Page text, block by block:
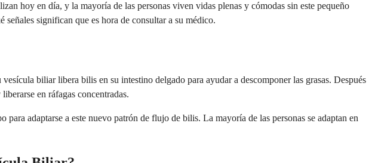
hoy en día, y la mayoría de las personas viven vidas plenas y cómodas sin este pequeño
significan que es hora de consultar a su médico.
biliar libera bilis en su intestino delgado para ayudar a descomponer las grasas. Después
en ráfagas concentradas.
adaptarse a este nuevo patrón de flujo de bilis. La mayoría de las personas se adaptan en